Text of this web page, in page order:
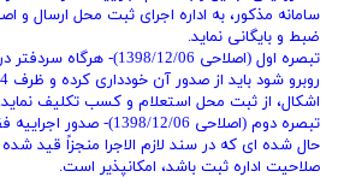
سامانه مذکور، به اداره اجرای ثبت محل ارسال و
ضبط و بایگانی نماید.
تبصره اول (اصلاحی 1398/12/
اشکال، از ثبت محل استعلام و کسب تکلیف نماید.
تبصره دوم (اصلاحی 1398/12/
حال شده ‌ای که در سند لازم الاجرا منجزاً قید
صلاحیت اداره ثبت باشد، امکانپذیر است.